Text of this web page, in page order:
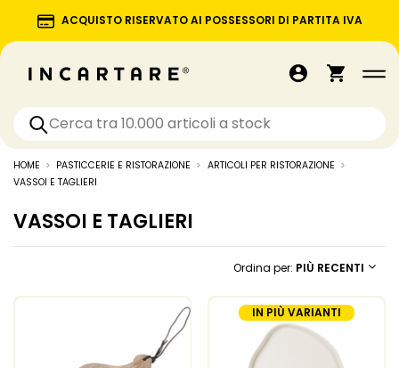
ACQUISTO RISERVATO AI POSSESSORI DI PARTITA IVA
HOME PASTICCERIE E RISTORAZIONE
ARTICOLI PER RISTORAZIONE
VASSOI E TAGLIERI
VASSOI E TAGLIERI
Ordina per: PIÙ RECENTI
IN PIÙ VARIANTI